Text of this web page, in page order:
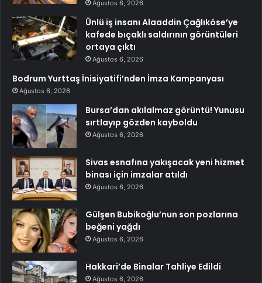
Ağustos 6, 2026
Ünlü iş insanı Alaaddin Çağlıköse’ye
kafede bıçaklı saldırının görüntüleri
ortaya çıktı
Ağustos 6, 2026
Bodrum Yurttaş İnisiyatifi’nden İmza Kampanyası
Ağustos 6, 2026
Bursa’dan akılalmaz görüntü! Yunusu
sırtlayıp gözden kayboldu
Ağustos 6, 2026
Sivas esnafına yakışacak yeni hizmet
binası için imzalar atıldı
Ağustos 6, 2026
Gülşen Bubikoğlu’nun son pozlarına
beğeni yağdı
Ağustos 6, 2026
Hakkari’de Binalar Tahliye Edildi
Ağustos 6, 2026